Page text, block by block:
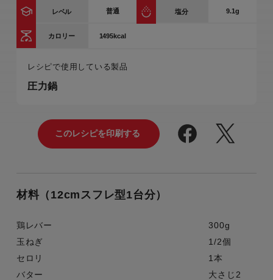
レベル 普通 塩分 9.1g
カロリー 1495kcal
レシピで使用している製品
圧力鍋
材料（12cmスフレ型1台分）
鶏レバー
300g
玉ねぎ
1/2個
セロリ
1本
バター
大さじ2